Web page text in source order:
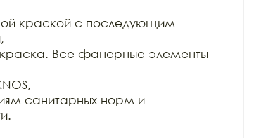
краской с последующим
Все фанерные элементы
санитарных норм и